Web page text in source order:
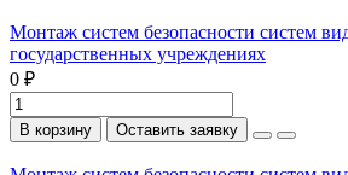
Монтаж систем безопасности систем
государственных учреждениях
0 ₽
В корзину Оставить заявку